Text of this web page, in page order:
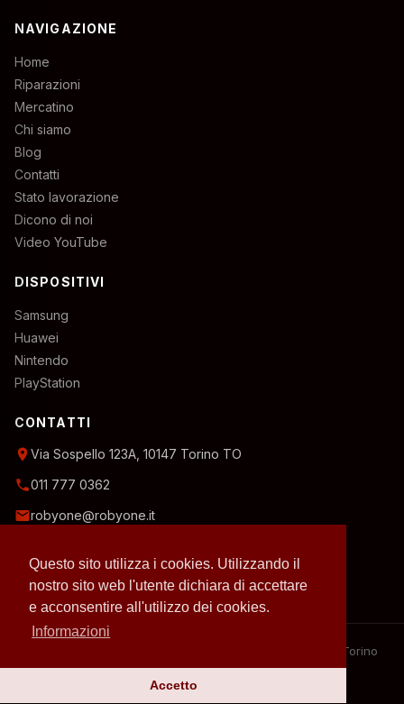
Questo sito utilizza i cookies. Utilizzando il
nostro sito web l'utente dichiara di accettare
e acconsentire all'utilizzo dei cookies.
Informazioni
Accetto
NAVIGAZIONE
Home
Riparazioni
Mercatino
Chi siamo
Blog
Contatti
Stato lavorazione
Dicono di noi
Video YouTube
DISPOSITIVI
Samsung
Huawei
Nintendo
PlayStation
CONTATTI
location_onVia Sospello 123A, 10147 Torino TO
phone011 777 0362
emailrobyone@robyone.it
Mar, Gio, Sab: 10:00–12:30Domenica: chiuso
– 2026 RobyOne – Laboratorio riparazioni specializzato a Torino
– P.IVA 07636130010